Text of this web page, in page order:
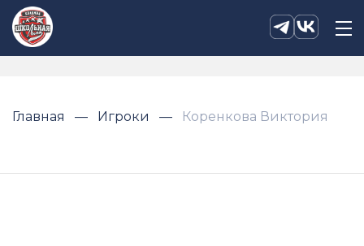
Главная Игроки Коренкова Виктория